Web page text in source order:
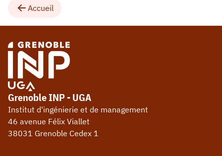
Accueil
Grenoble INP - UGA
Institut d'ingénierie et de management
46 avenue Félix Viallet
38031 Grenoble Cedex 1